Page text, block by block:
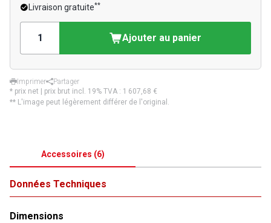
Livraison gratuite**
Ajouter au panier
Imprimer
Partager
* prix net | prix brut incl. 19% TVA : 1 607,68 €
** L'image peut légèrement différer de l'original.
Accessoires (6)
Données Techniques
Dimensions